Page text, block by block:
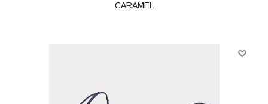
CARAMEL